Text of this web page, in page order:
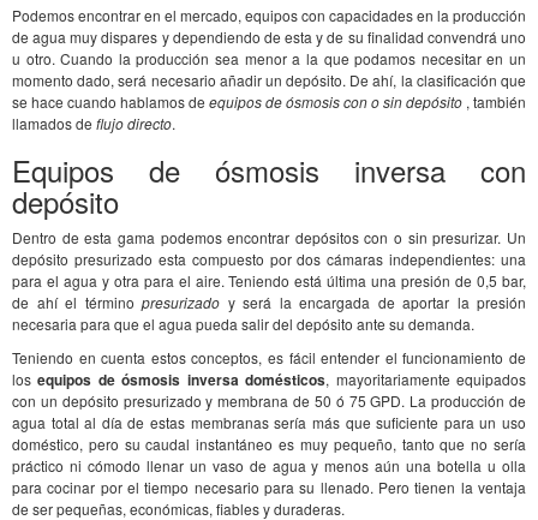
Podemos encontrar en el mercado, equipos con capacidades en la producción
de agua muy dispares y dependiendo de esta y de su finalidad convendrá uno
u otro. Cuando la producción sea menor a la que podamos necesitar en un
momento dado, será necesario añadir un depósito. De ahí, la clasificación que
se hace cuando hablamos de equipos de ósmosis con o sin depósito , también
llamados de flujo directo.
Equipos de ósmosis inversa con
depósito
Dentro de esta gama podemos encontrar depósitos con o sin presurizar. Un
depósito presurizado esta compuesto por dos cámaras independientes: una
para el agua y otra para el aire. Teniendo está última una presión de 0,5 bar,
de ahí el término presurizado y será la encargada de aportar la presión
necesaria para que el agua pueda salir del depósito ante su demanda.
Teniendo en cuenta estos conceptos, es fácil entender el funcionamiento de
losequipos de ósmosis inversa domésticos, mayoritariamente equipados
con un depósito presurizado y membrana de 50 ó 75 GPD. La producción de
agua total al día de estas membranas sería más que suficiente para un uso
doméstico, pero su caudal instantáneo es muy pequeño, tanto que no sería
práctico ni cómodo llenar un vaso de agua y menos aún una botella u olla
para cocinar por el tiempo necesario para su llenado. Pero tienen la ventaja
de ser pequeñas, económicas, fiables y duraderas.